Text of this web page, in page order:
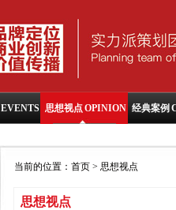
EVENTS 思想视点OPINION 经典案例
当前的位置： 首页 > 思想视点
思想视点